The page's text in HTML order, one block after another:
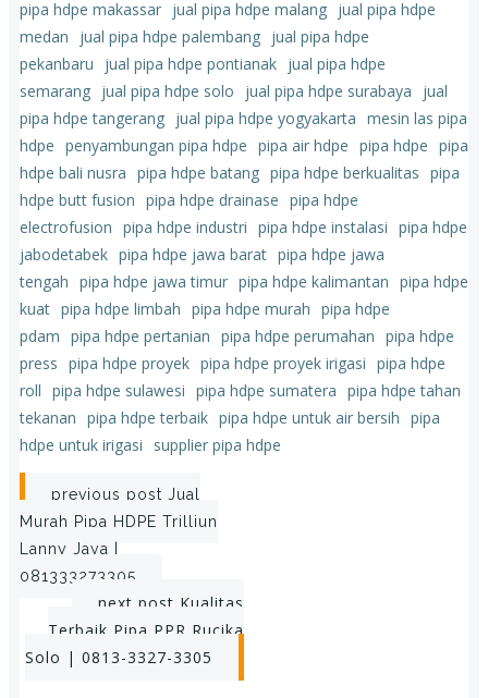
pipa hdpe makassar jual pipa hdpe malang jual pipa hdpe
medan
jual pipa hdpe palembang jual pipa hdpe
pekanbaru
jual pipa hdpe pontianak jual pipa hdpe
semarang jual pipa hdpe solo jual pipa hdpe surabaya
jual
pipa hdpe tangerang jual pipa hdpe yogyakarta mesin las pipa
hdpe penyambungan pipa hdpe pipa air hdpe pipa hdpe pipa
hdpe bali nusra pipa hdpe batang pipa hdpe berkualitas pipa
hdpe butt fusion pipa hdpe drainase pipa hdpe
electrofusion pipa hdpe industri pipa hdpe instalasi pipa hdpe
jabodetabek pipa hdpe jawa barat pipa hdpe jawa
tengah pipa hdpe jawa timur pipa hdpe kalimantan pipa hdpe
kuat pipa hdpe limbah pipa hdpe murah pipa hdpe
pdam pipa hdpe pertanian pipa hdpe perumahan pipa hdpe
press pipa hdpe proyek pipa hdpe proyek irigasi pipa hdpe
roll pipa hdpe sulawesi pipa hdpe sumatera pipa hdpe tahan
tekanan pipa hdpe terbaik pipa hdpe untuk air bersih pipa
hdpe untuk irigasi
supplier pipa hdpe
Post
navigation
previous post Jual
Murah Pipa HDPE Trilliun
Lanny Jaya |
081333273305
Post
navigation
next post Kualitas
Terbaik Pipa PPR Rucika
Solo | 0813-3327-3305